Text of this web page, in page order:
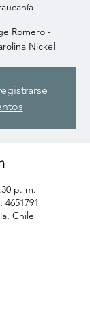
Romero -
Nickel
p. m.
4651791
Chile